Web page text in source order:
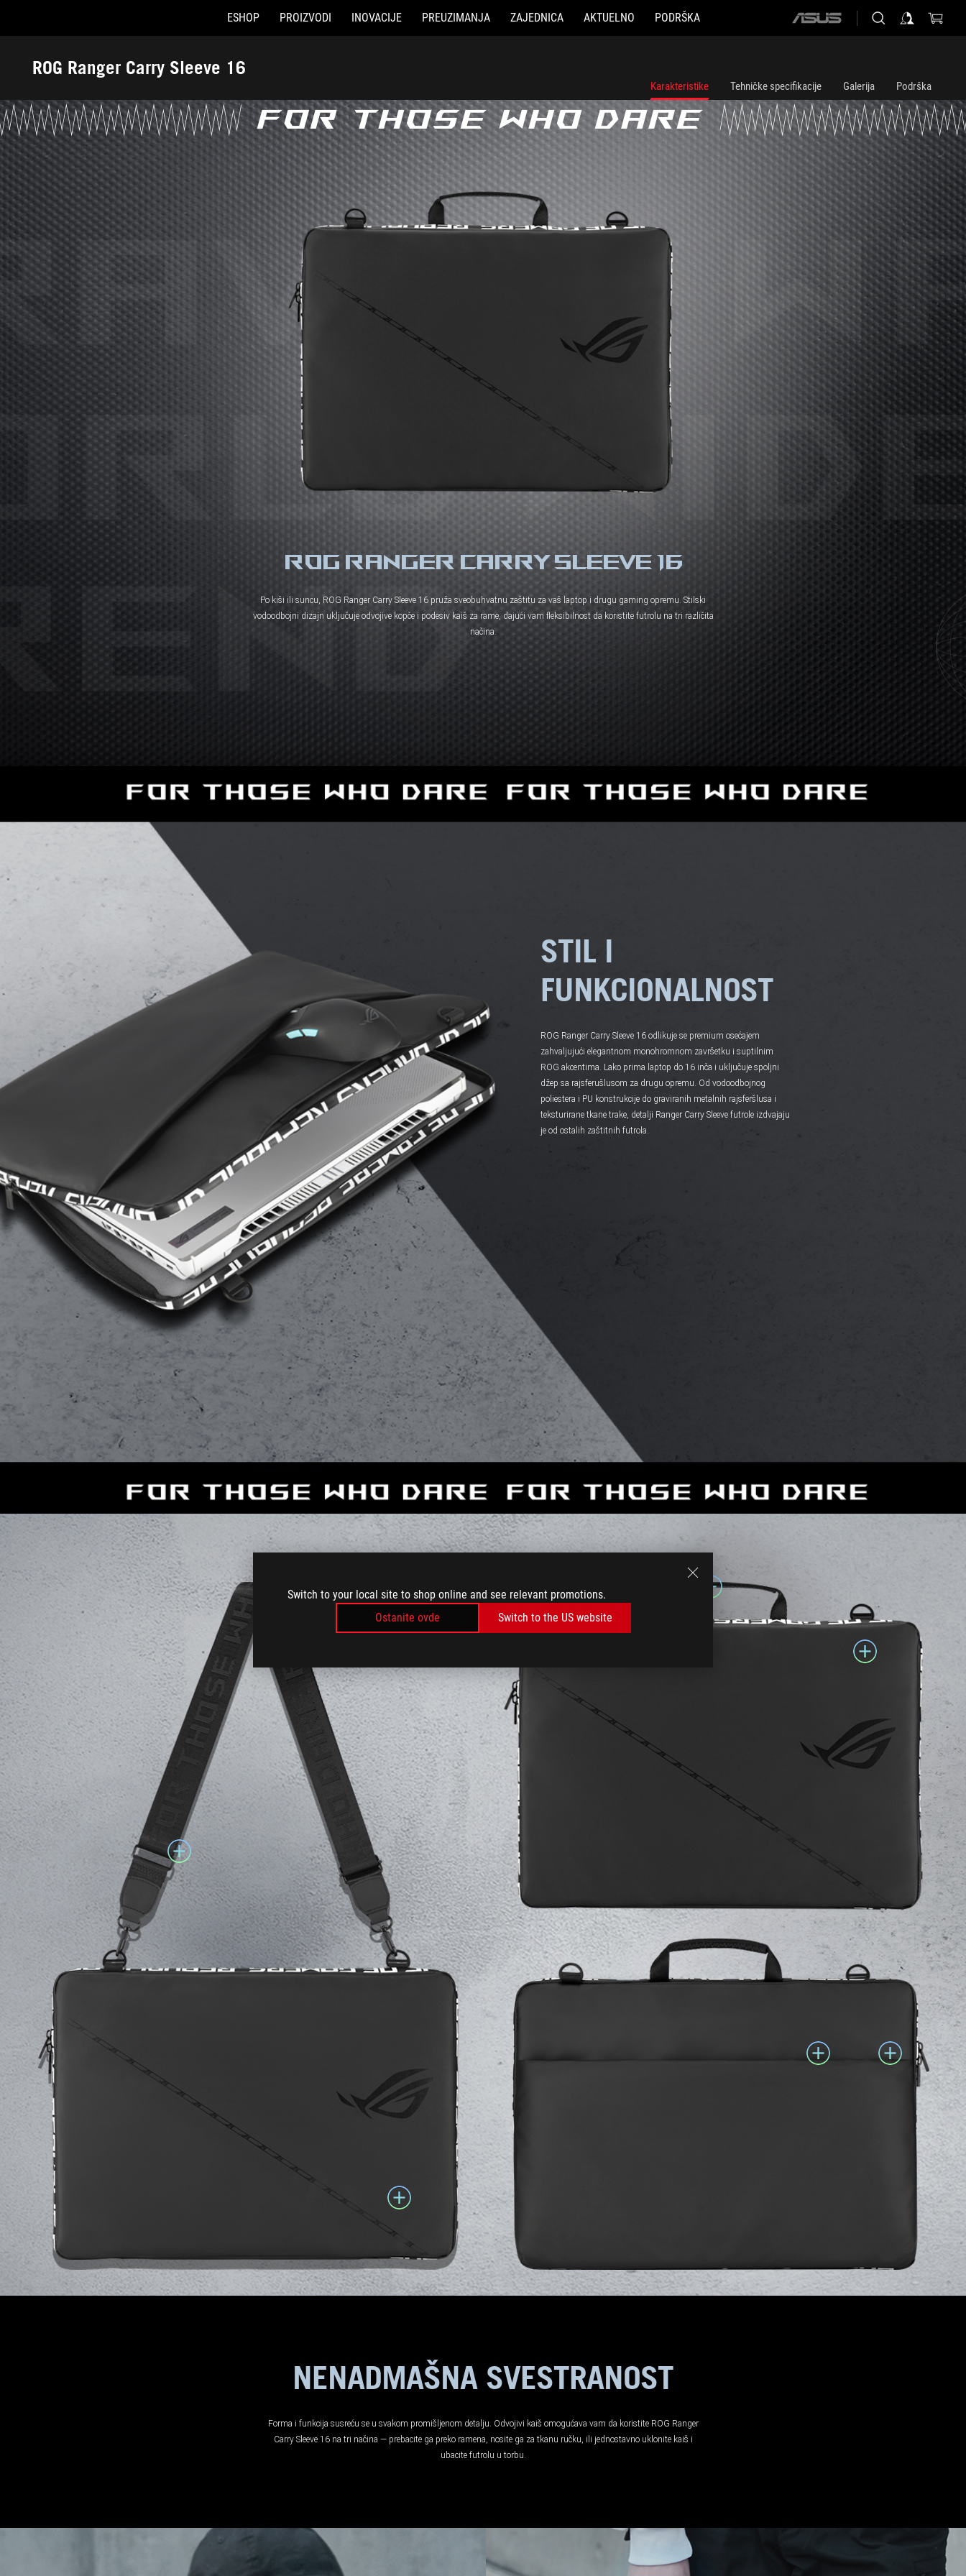
Switch to your local site to shop online and see relevant promotions.
Ostanite ovde
Switch to the US website
Accessibility links
ESHOP PROIZVODI INOVACIJE PREUZIMANJA ZAJEDNICA AKTUELNO PODRŠKA
ASUS
ROG Ranger Carry Sleeve 16
Karakteristike Tehničke specifikacije Galerija Podrška
ROG RANGER CARRY SLEEVE 16
Po kiši ili suncu, ROG Ranger Carry Sleeve 16 pruža sveobuhvatnu zaštitu za vaš laptop i drugu gaming opremu. Stilski
vodoodbojni dizajn uključuje odvojive kopče i podesiv kaiš za rame, dajući vam fleksibilnost da koristite futrolu na tri različita
načina.
STIL I
FUNKCIONALNOST
ROG Ranger Carry Sleeve 16 odlikuje se premium osećajem
zahvaljujući elegantnom monohromnom završetku i suptilnim
ROG akcentima. Lako prima laptop do 16 inča i uključuje spoljni
džep sa rajsferušlusom za drugu opremu. Od vodoodbojnog
poliestera i PU konstrukcije do graviranih metalnih rajsferšlusa i
teksturirane tkane trake, detalji Ranger Carry Sleeve futrole izdvajaju
je od ostalih zaštitnih futrola.
NENADMAŠNA SVESTRANOST
Forma i funkcija susreću se u svakom promišljenom detalju. Odvojivi kaiš omogućava vam da koristite ROG Ranger
Carry Sleeve 16 na tri načina — prebacite ga preko ramena, nosite ga za tkanu ručku, ili jednostavno uklonite kaiš i
ubacite futrolu u torbu.